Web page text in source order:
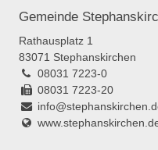
Gemeinde
Rathausplatz 1
83071 Stephanskirchen
08031 7223-0
08031 7223-20